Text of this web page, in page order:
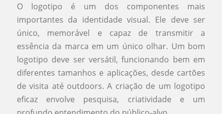
O logotipo é um dos componentes mais
importantes da identidade visual. Ele deve ser
único, memorável e capaz de transmitir a
essência da marca em um único olhar. Um bom
logotipo deve ser versátil, funcionando bem em
diferentes tamanhos e aplicações, desde cartões
de visita até outdoors. A criação de um logotipo
eficaz envolve pesquisa, criatividade e um